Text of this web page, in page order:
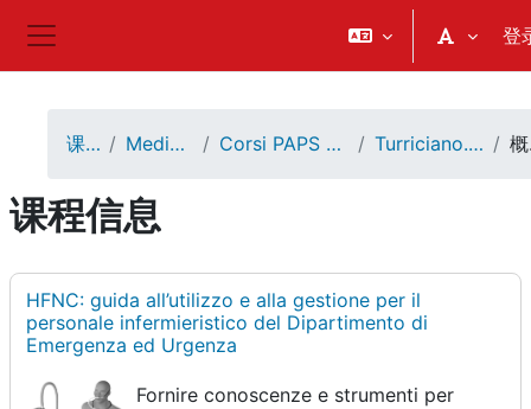
停靠面板
登
课程 Medicina Corsi PAPS 2018 Turriciano.doc
课程信息
HFNC: guida all’utilizzo e alla gestione per il
personale infermieristico del Dipartimento di
Emergenza ed Urgenza
Fornire conoscenze e strumenti per